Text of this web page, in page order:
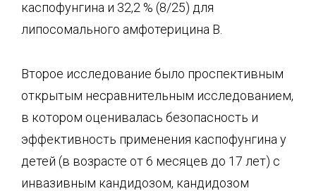
каспофунгина и 32,2 % (8/25) для
липосомального амфотерицина В.
Второе исследование было проспективным
открытым несравнительным исследованием,
в котором оценивалась безопасность и
эффективность применения каспофунгина у
детей (в возрасте от 6 месяцев до 17 лет) с
инвазивным кандидозом, кандидозом